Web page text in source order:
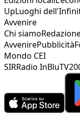
UpLuoghi
Avvenire
Chi siamo
AvvenirePubblicità
Mondo CEI
SIRRadio InBlu